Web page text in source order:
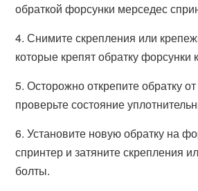
обраткой форсунки мерседес
4. Снимите скрепления или
которые крепят обратку форсунки
5. Осторожно открепите обратку
проверьте состояние
6. Установите новую обратку на
спринтер и затяните скрепления
болты.